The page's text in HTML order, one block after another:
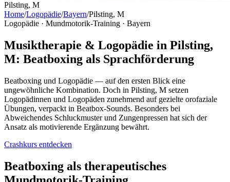
Pilsting, M
Home/Logopädie/Bayern/Pilsting, M
Logopädie · Mundmotorik-Training · Bayern
Musiktherapie & Logopädie in Pilsting,
M: Beatboxing als Sprachförderung
Beatboxing und Logopädie — auf den ersten Blick eine
ungewöhnliche Kombination. Doch in Pilsting, M setzen
Logopädinnen und Logopäden zunehmend auf gezielte orofaziale
Übungen, verpackt in Beatbox-Sounds. Besonders bei
Abweichendes Schluckmuster und Zungenpressen hat sich der
Ansatz als motivierende Ergänzung bewährt.
Crashkurs entdecken
Beatboxing als therapeutisches